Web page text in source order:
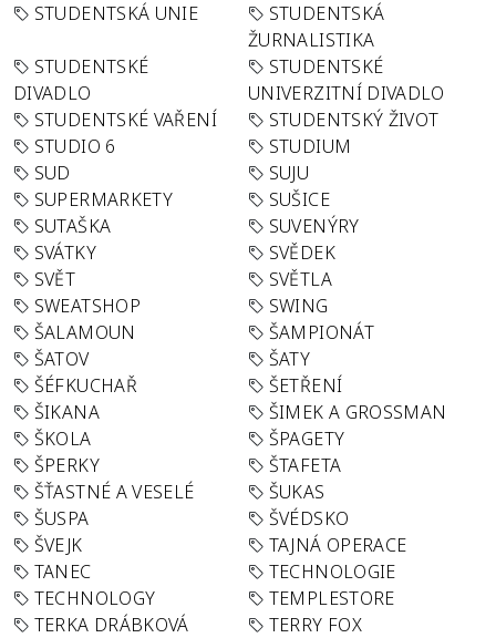
STUDENTSKÁ UNIE
STUDENTSKÁ
ŽURNALISTIKA
STUDENTSKÉ
DIVADLO
STUDENTSKÉ
UNIVERZITNÍ DIVADLO
STUDENTSKÉ VAŘENÍ
STUDENTSKÝ ŽIVOT
STUDIO 6
STUDIUM
SUD
SUJU
SUPERMARKETY
SUŠICE
SUTAŠKA
SUVENÝRY
SVÁTKY
SVĚDEK
SVĚT
SVĚTLA
SWEATSHOP
SWING
ŠALAMOUN
ŠAMPIONÁT
ŠATOV
ŠATY
ŠÉFKUCHAŘ
ŠETŘENÍ
ŠIKANA
ŠIMEK A GROSSMAN
ŠKOLA
ŠPAGETY
ŠPERKY
ŠTAFETA
ŠŤASTNÉ A VESELÉ
ŠUKAS
ŠUSPA
ŠVÉDSKO
ŠVEJK
TAJNÁ OPERACE
TANEC
TECHNOLOGIE
TECHNOLOGY
TEMPLESTORE
TERKA DRÁBKOVÁ
TERRY FOX